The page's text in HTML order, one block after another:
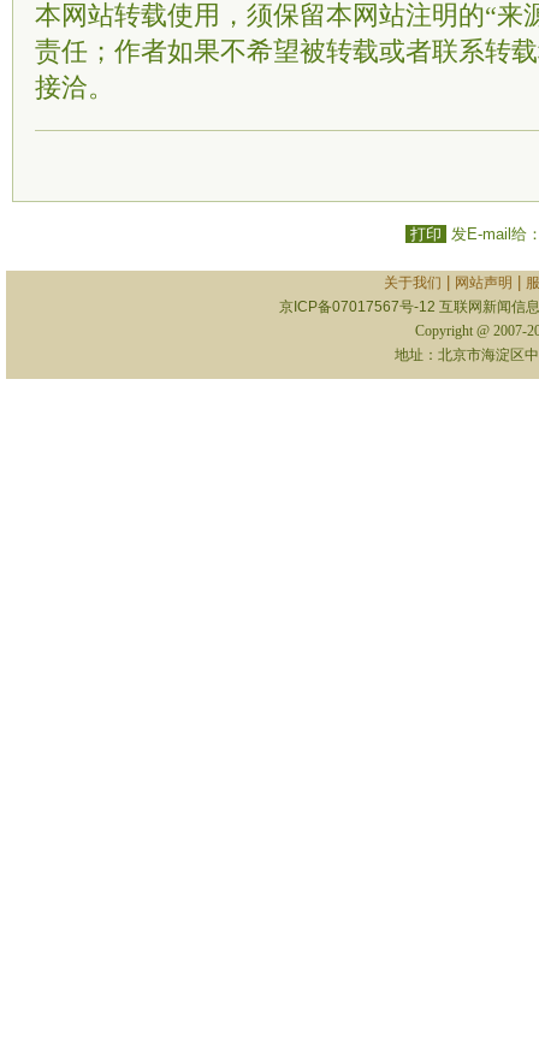
本网站转载使用，须保留本网站注明的“来
责任；作者如果不希望被转载或者联系转
接洽。
打印 发E-mail给
关于我们 网站声明
京ICP备07017567号-12 互联网新闻信
Copyright @ 2007-
地址：北京市海淀区